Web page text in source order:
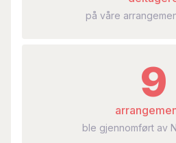
på våre
9
ble gjennomført av